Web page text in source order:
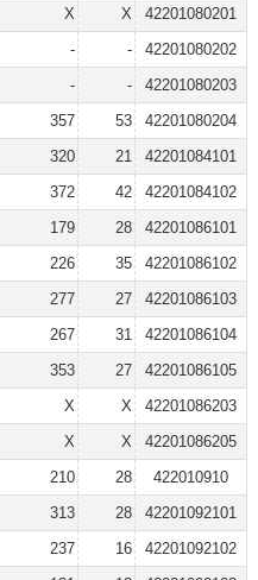
X X
42201080201
- -
42201080202
- -
42201080203
357 53
42201080204
320 21
42201084101
372 42
42201084102
179 28
42201086101
226 35
42201086102
277 27
42201086103
267 31
42201086104
353 27
42201086105
X X
42201086203
X X
42201086205
210 28
422010910
313 28
42201092101
237 16
42201092102